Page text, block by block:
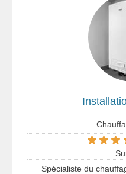
Spécialiste du